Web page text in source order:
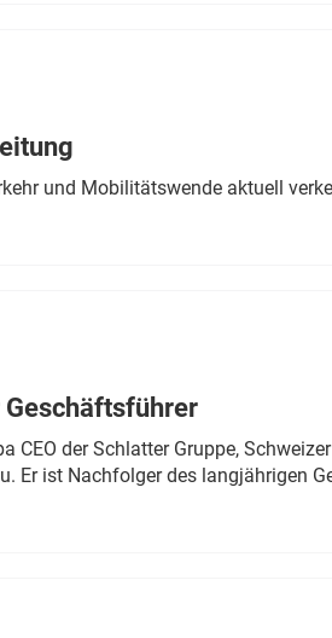
und Mobilitätswende aktuell
Geschäftsführer
CEO der Schlatter Gruppe,
Er ist Nachfolger des langjährigen